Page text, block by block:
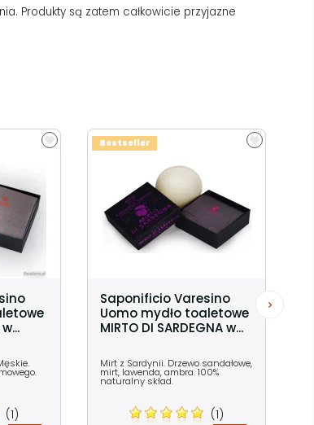
Produkty są zatem całkowicie przyjazne
(1)
Saponificio Varesino
Uomo mydło toaletowe
MIRTO DI SARDEGNA w...
Mirt z Sardynii. Drzewo sandałowe,
mirt, lawenda, ambra. 100%
naturalny skład.
(1)
Bestseller